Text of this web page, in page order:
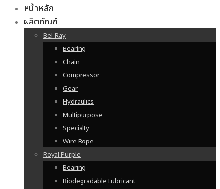
หน้าหลัก
ผลิตภัณฑ์
Bel-Ray
Bearing
Chain
Compressor
Gear
Hydraulics
Multipurpose
Specialty
Wire Rope
Royal Purple
Bearing
Biodegradable Lubricant